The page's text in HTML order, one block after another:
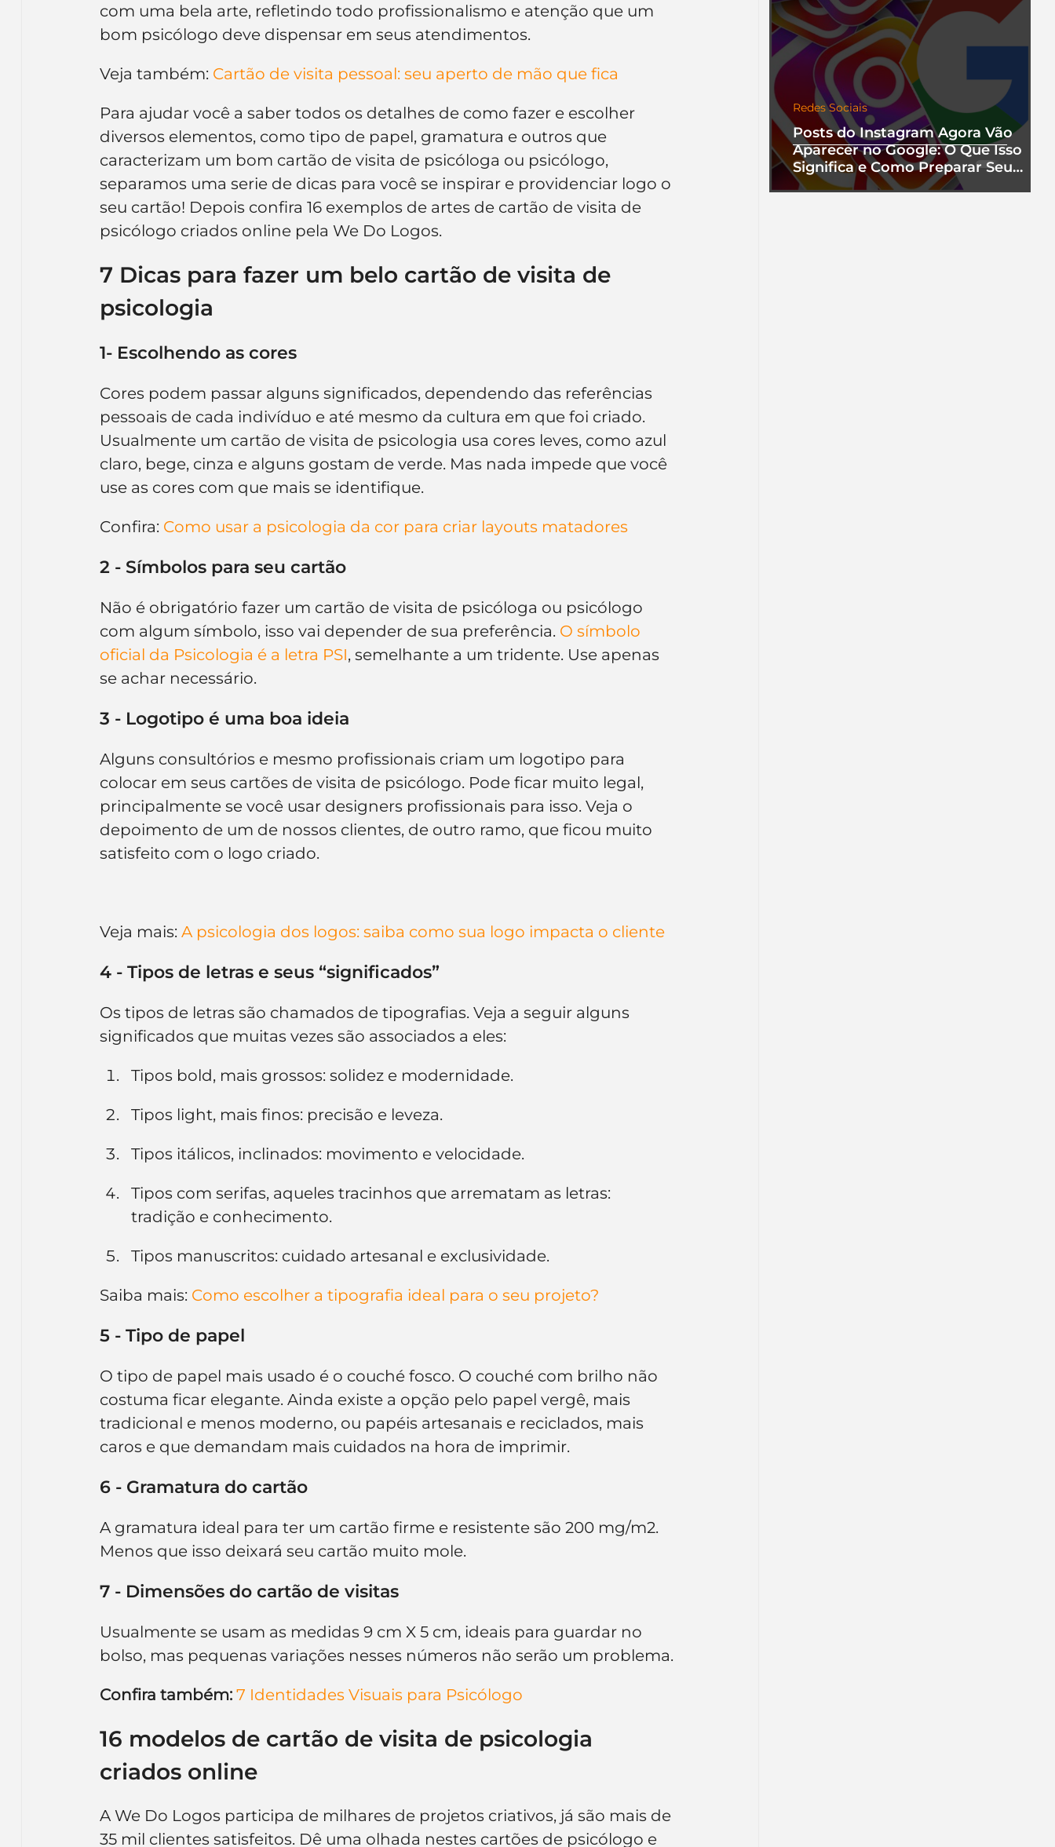
Posts do Instagram Agora Vão
Aparecer no Google: O Que Isso
Significa e Como Preparar Seu
Perfil
Redes Sociais
com uma bela arte, refletindo todo profissionalismo e atenção que um
bom psicólogo deve dispensar em seus atendimentos.
Veja também: Cartão de visita pessoal: seu aperto de mão que fica
Para ajudar você a saber todos os detalhes de como fazer e escolher
diversos elementos, como tipo de papel, gramatura e outros que
caracterizam um bom cartão de visita de psicóloga ou psicólogo,
separamos uma serie de dicas para você se inspirar e providenciar logo o
seu cartão! Depois confira 16 exemplos de artes de cartão de visita de
psicólogo criados online pela We Do Logos.
7 Dicas para fazer um belo cartão de visita de
psicologia
1- Escolhendo as cores
Cores podem passar alguns significados, dependendo das referências
pessoais de cada indivíduo e até mesmo da cultura em que foi criado.
Usualmente um cartão de visita de psicologia usa cores leves, como azul
claro, bege, cinza e alguns gostam de verde. Mas nada impede que você
use as cores com que mais se identifique.
Confira: Como usar a psicologia da cor para criar layouts matadores
2 - Símbolos para seu cartão
Não é obrigatório fazer um cartão de visita de psicóloga ou psicólogo
com algum símbolo, isso vai depender de sua preferência. O símbolo
oficial da Psicologia é a letra PSI, semelhante a um tridente. Use apenas
se achar necessário.
3 - Logotipo é uma boa ideia
Alguns consultórios e mesmo profissionais criam um logotipo para
colocar em seus cartões de visita de psicólogo. Pode ficar muito legal,
principalmente se você usar designers profissionais para isso. Veja o
depoimento de um de nossos clientes, de outro ramo, que ficou muito
satisfeito com o logo criado.
Veja mais: A psicologia dos logos: saiba como sua logo impacta o cliente
4 - Tipos de letras e seus “significados”
Os tipos de letras são chamados de tipografias. Veja a seguir alguns
significados que muitas vezes são associados a eles:
Tipos bold, mais grossos: solidez e modernidade.
Tipos light, mais finos: precisão e leveza.
Tipos itálicos, inclinados: movimento e velocidade.
Tipos com serifas, aqueles tracinhos que arrematam as letras:
tradição e conhecimento.
Tipos manuscritos: cuidado artesanal e exclusividade.
Saiba mais: Como escolher a tipografia ideal para o seu projeto?
5 - Tipo de papel
O tipo de papel mais usado é o couché fosco. O couché com brilho não
costuma ficar elegante. Ainda existe a opção pelo papel vergê, mais
tradicional e menos moderno, ou papéis artesanais e reciclados, mais
caros e que demandam mais cuidados na hora de imprimir.
6 - Gramatura do cartão
A gramatura ideal para ter um cartão firme e resistente são 200 mg/m2.
Menos que isso deixará seu cartão muito mole.
7 - Dimensões do cartão de visitas
Usualmente se usam as medidas 9 cm X 5 cm, ideais para guardar no
bolso, mas pequenas variações nesses números não serão um problema.
Confira também: 7 Identidades Visuais para Psicólogo
16 modelos de cartão de visita de psicologia
criados online
A We Do Logos participa de milhares de projetos criativos, já são mais de
35 mil clientes satisfeitos. Dê uma olhada nestes cartões de psicólogo e